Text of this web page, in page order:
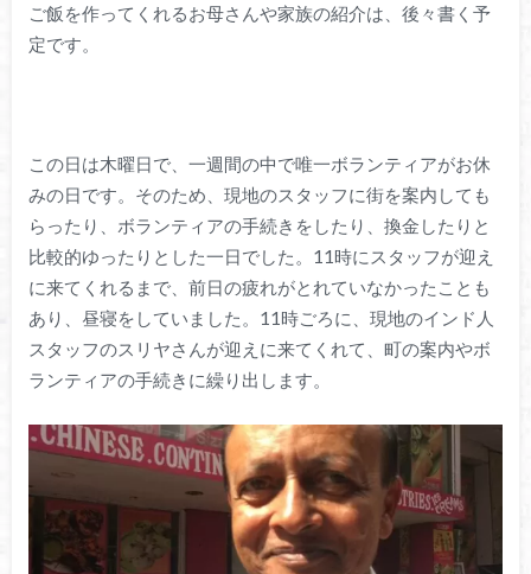
ご飯を作ってくれるお母さんや家族の紹介は、後々書く予
定です。
この日は木曜日で、一週間の中で唯一ボランティアがお休
みの日です。そのため、現地のスタッフに街を案内しても
らったり、ボランティアの手続きをしたり、換金したりと
比較的ゆったりとした一日でした。11時にスタッフが迎え
に来てくれるまで、前日の疲れがとれていなかったことも
あり、昼寝をしていました。11時ごろに、現地のインド人
スタッフのスリヤさんが迎えに来てくれて、町の案内やボ
ランティアの手続きに繰り出します。